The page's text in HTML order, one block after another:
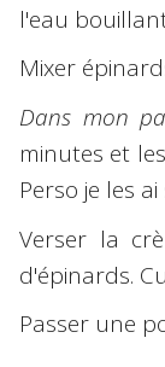
l'eau
Mixer
Dans mon
minutes et
Perso je les
Verser la
d'épinards.
Passer une